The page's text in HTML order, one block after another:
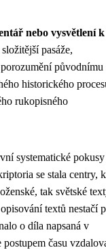
nebo vysvětlení k
pasáže,
původnímu
historického
rukopisného
systematické
se stala centry,
tak světské
textů nestačí
o díla napsaná v
času